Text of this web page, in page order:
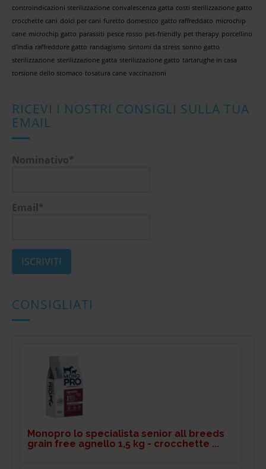
controindicazioni sterilizzazione convalescenza gatta costi sterilizzazione gatto
crocchette cani dolci per cani furetto domestico gatto raffreddato microchip
cane microchip gatto parassiti pesce rosso pet-friendly pet therapy porcellino
d'india raffreddore gatto randagismo sintomi da stress sonno gatto
sterilizzazione sterilizzazione gatta sterilizzazione gatto tartarughe in casa
torsione dello stomaco tosatura cane vaccinazioni
RICEVI I NOSTRI CONSIGLI SULLA TUA
EMAIL
Nominativo*
Email*
CONSIGLIATI
Monopro lo specialista senior all breeds
grain free agnello 1,5 kg - crocchette ...